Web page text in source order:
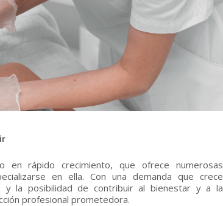
en rápido crecimiento, que ofrece numerosas
en ella. Con una demanda que crece
y la posibilidad de contribuir al bienestar y a la
profesional prometedora.